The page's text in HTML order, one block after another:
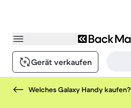
Gerät verkaufen
Welches Galaxy Handy kaufen?